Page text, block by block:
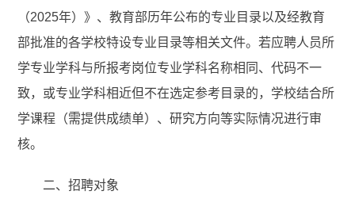
（2025年）》、教育部历年公布的专业目录以及经教育
部批准的各学校特设专业目录等相关文件。若应聘人员所
学专业学科与所报考岗位专业学科名称相同、代码不一
致，或专业学科相近但不在选定参考目录的，学校结合所
学课程（需提供成绩单）、研究方向等实际情况进行审
核。
二、招聘对象